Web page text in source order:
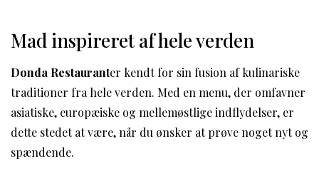
Mad inspireret af hele verden
Donda Restauranter kendt for sin fusion af kulinariske
traditioner fra hele verden. Med en menu, der omfavner
asiatiske, europæiske og mellemøstlige indflydelser, er
dette stedet at være, når du ønsker at prøve noget nyt og
spændende.